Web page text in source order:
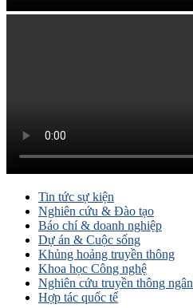
Tin tức sự kiện
Nghiên cứu & Đào tạo
Báo chí & doanh nghiệp
Dự án & Cuộc sống
Khủng hoảng truyền thông
Khoa học Công nghệ
Nghiên cứu truyền thông
Hợp tác quốc tế